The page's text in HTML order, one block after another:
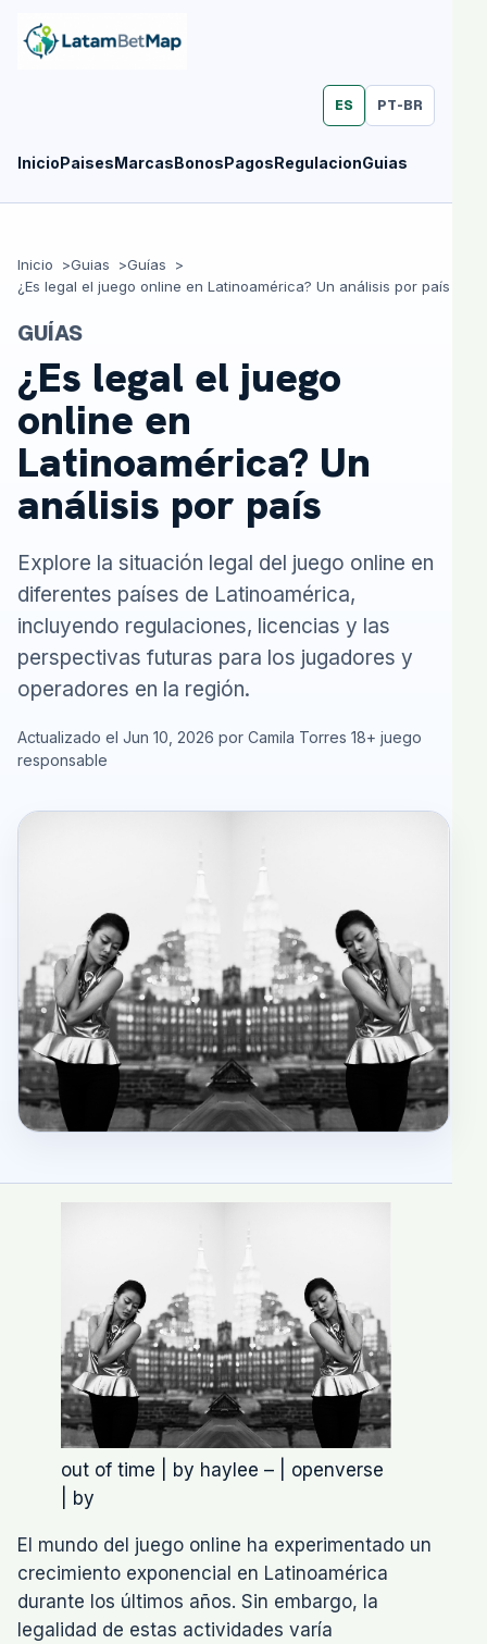
InicioPaisesMarcasBonosPagosRegulacionGuias
ES PT-BR
Inicio Guias
Guías
¿Es legal el juego online en Latinoamérica? Un análisis por país
GUÍAS
¿Es legal el juego
online en
Latinoamérica? Un
análisis por país
Explore la situación legal del juego online en
diferentes países de Latinoamérica,
incluyendo regulaciones, licencias y las
perspectivas futuras para los jugadores y
operadores en la región.
Actualizado el Jun 10, 2026 por Camila Torres 18+ juego
responsable
out of time | by haylee – | openverse
| by
El mundo del juego online ha experimentado un
crecimiento exponencial en Latinoamérica
durante los últimos años. Sin embargo, la
legalidad de estas actividades varía